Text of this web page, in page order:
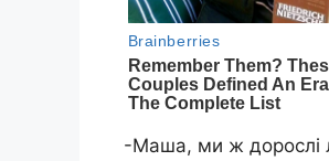
-Маша, ми ж дорослі